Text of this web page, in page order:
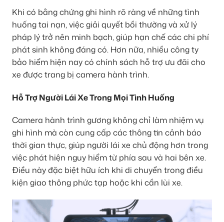
Khi có bằng chứng ghi hình rõ ràng về những tình
huống tai nạn, việc giải quyết bồi thường và xử lý
pháp lý trở nên minh bạch, giúp hạn chế các chi phí
phát sinh không đáng có. Hơn nữa, nhiều công ty
bảo hiểm hiện nay có chính sách hỗ trợ ưu đãi cho
xe được trang bị camera hành trình.
Hỗ Trợ Người Lái Xe Trong Mọi Tình Huống
Camera hành trình gương không chỉ làm nhiệm vụ
ghi hình mà còn cung cấp các thông tin cảnh báo
thời gian thực, giúp người lái xe chủ động hơn trong
việc phát hiện nguy hiểm từ phía sau và hai bên xe.
Điều này đặc biệt hữu ích khi di chuyển trong điều
kiện giao thông phức tạp hoặc khi cần lùi xe.